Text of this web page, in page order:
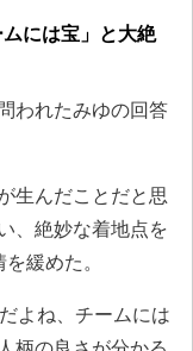
には宝」と大絶
われたみゆの回答
生んだことだと思
、絶妙な着地点を
緩めた。
よね、チームには